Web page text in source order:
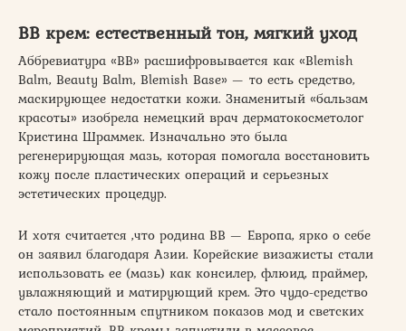
BB крем: естественный тон, мягкий уход
Аббревиатура «ВВ» расшифровывается как «Blemish
Balm, Beauty Balm, Blemish Base» — то есть средство,
маскирующее недостатки кожи. Знаменитый «бальзам
красоты» изобрела немецкий врач дерматокосметолог
Кристина Шраммек. Изначально это была
регенерирующая мазь, которая помогала восстановить
кожу после пластических операций и серьезных
эстетических процедур.
И хотя считается ,что родина BB — Европа, ярко о себе
он заявил благодаря Азии. Корейские визажисты стали
использовать ее (мазь) как консилер, флюид, праймер,
увлажняющий и матирующий крем. Это чудо-средство
стало постоянным спутником показов мод и светских